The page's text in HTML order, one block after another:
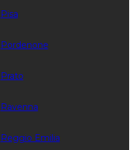
Pisa
Pordenone
Prato
Ravenna
Reggio Emilia